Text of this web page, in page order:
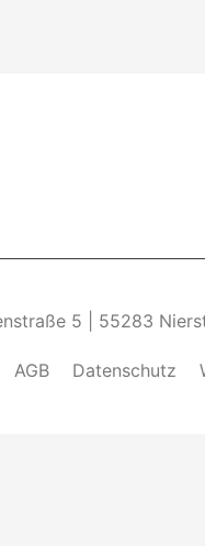
5 | 55283
AGB Datenschutz